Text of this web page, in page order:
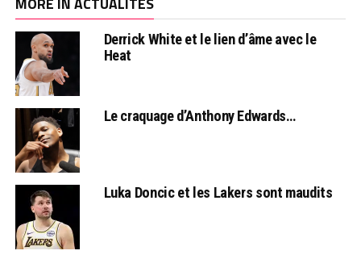
Derrick White et le lien d’âme avec le
Heat
Le craquage d’Anthony Edwards…
Luka Doncic et les Lakers sont maudits